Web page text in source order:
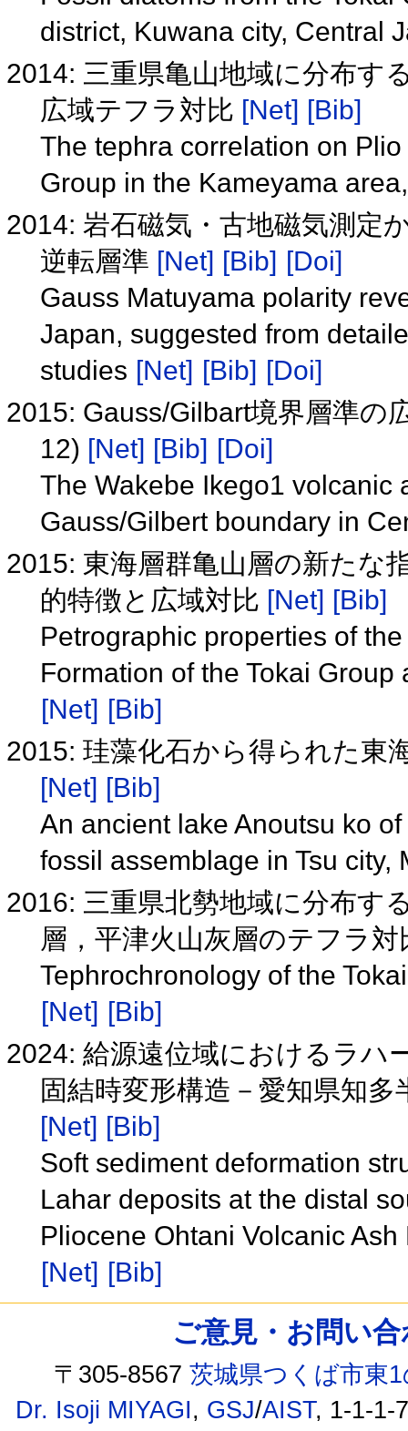
district, Kuwana city, Central
2014: 三重県亀山地域に分布す
広域テフラ対比 [Net] [Bib]
The tephra correlation on
Group in the Kameyama
2014: 岩石磁気・古地磁気測定
逆転層準 [Net] [Bib] [Doi]
Gauss Matuyama polarity
Japan, suggested from
studies [Net] [Bib] [Doi]
2015: Gauss/Gilbart境界層準の
12) [Net] [Bib] [Doi]
The Wakebe Ikego1 volcanic
Gauss/Gilbert boundary in
2015: 東海層群亀山層の新たな
的特徴と広域対比 [Net] [Bib]
Petrographic properties of
Formation of the Tokai
[Net] [Bib]
2015: 珪藻化石から得られた東
[Net] [Bib]
An ancient lake Anoutsu ko
fossil assemblage in Tsu city,
2016: 三重県北勢地域に分布す
層，平津火山灰層のテフラ
Tephrochronology of the
[Net] [Bib]
2024: 給源遠位域におけるラハ
固結時変形構造－愛知県知
[Net] [Bib]
Soft sediment deformation
Lahar deposits at the distal
Pliocene Ohtani Volcanic
[Net] [Bib]
ご意見・お問い
〒305-8567茨城県つくば市東
Dr. Isoji MIYAGI, GSJ/AIST, 1-1-1-